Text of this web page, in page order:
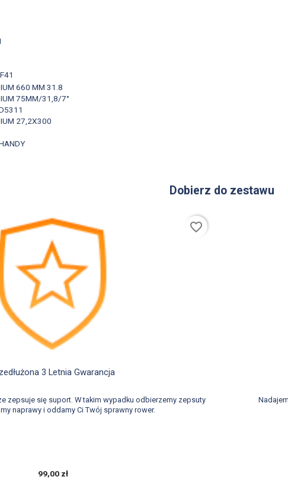
660 MM 31.8
75MM/31,8/7°
27,2X300
Dobierz do zestawu
Szybki podgląd
3 Letnia Gwarancja
zepsuje się suport. W takim wypadku odbierzemy zepsuty
naprawy i oddamy Ci Twój sprawny rower.
99,00 zł
favorite_border